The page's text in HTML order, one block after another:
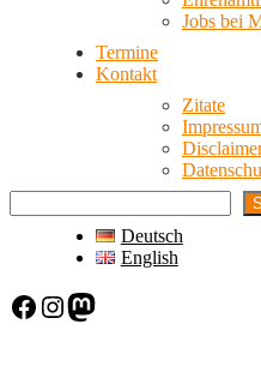
Jobs bei
Termine
Kontakt
Zitate
Deutsch
English
Facebook Instagram Mastodon